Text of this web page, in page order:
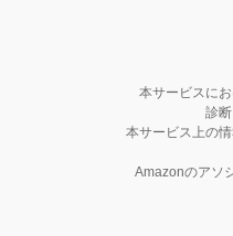
本サービスに
診
本サービス上の
Amazonのアソ